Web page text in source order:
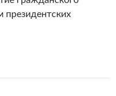
президентских